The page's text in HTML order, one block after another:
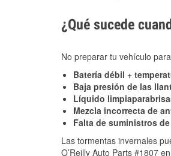
¿Qué sucede
No preparar tu vehículo
Batería débil +
Baja presión de las
Líquido
Mezcla incorrecta de
Falta de suministros
Las tormentas invernales
O’Reilly Auto Parts #1807